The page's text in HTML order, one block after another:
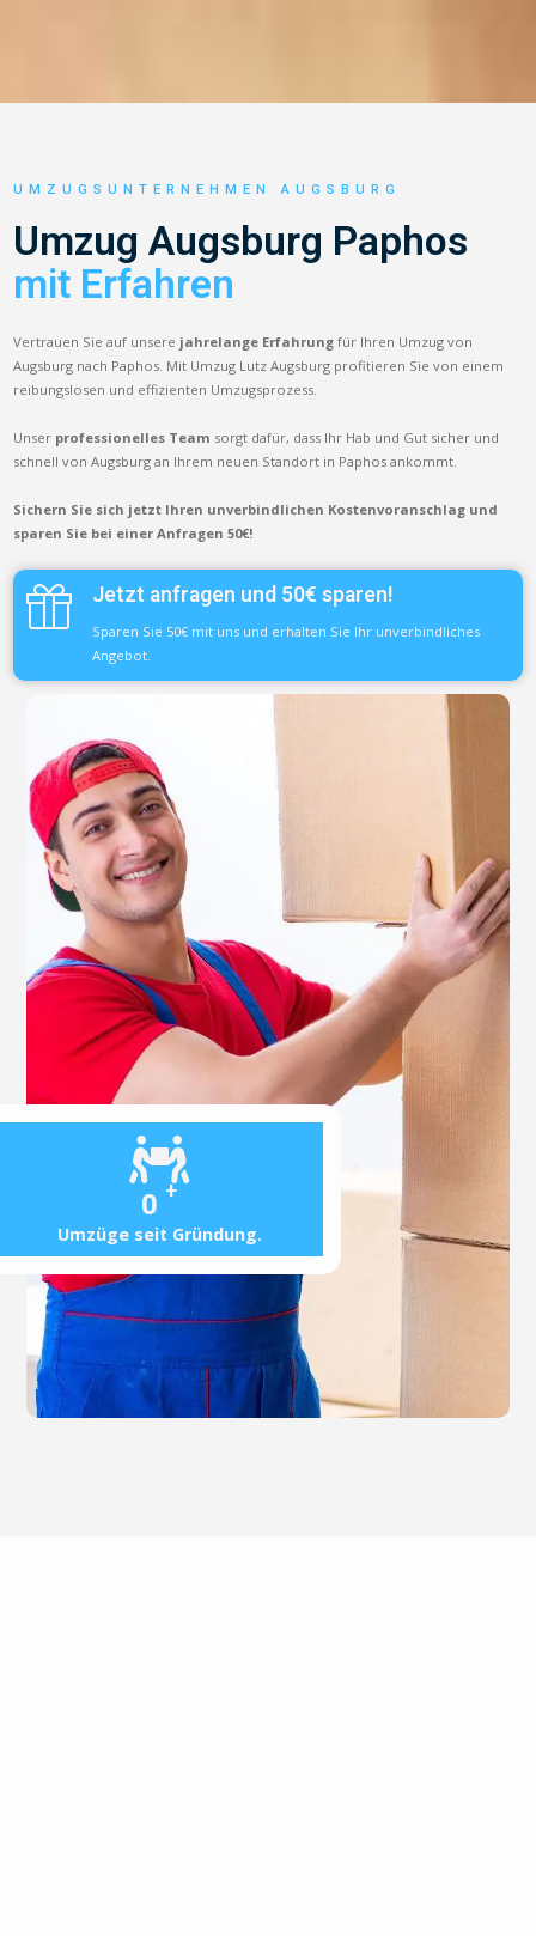
0 +
Umzüge seit Gründung.
UMZUGSUNTERNEHMEN AUGSBURG
Umzug Augsburg Paphos
mit Erfahren
Vertrauen Sie auf unsere jahrelange Erfahrung für Ihren Umzug von
Augsburg nach Paphos. Mit Umzug Lutz Augsburg profitieren Sie von einem
reibungslosen und effizienten Umzugsprozess.
Unser professionelles Team sorgt dafür, dass Ihr Hab und Gut sicher und
schnell von Augsburg an Ihrem neuen Standort in Paphos ankommt.
Sichern Sie sich jetzt Ihren unverbindlichen Kostenvoranschlag und
sparen Sie bei einer Anfragen 50€!
Jetzt anfragen und 50€ sparen!
Sparen Sie 50€ mit uns und erhalten Sie Ihr unverbindliches
Angebot.